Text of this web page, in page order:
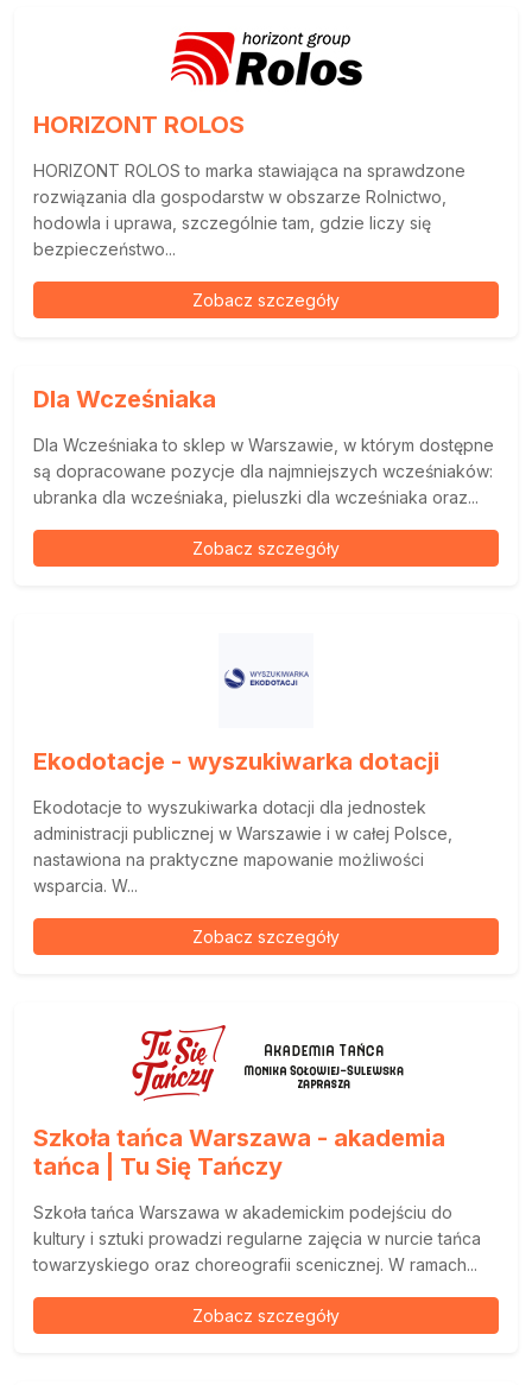
HORIZONT ROLOS
HORIZONT ROLOS to marka stawiająca na sprawdzone
rozwiązania dla gospodarstw w obszarze Rolnictwo,
hodowla i uprawa, szczególnie tam, gdzie liczy się
bezpieczeństwo...
Zobacz szczegóły
Dla Wcześniaka
Dla Wcześniaka to sklep w Warszawie, w którym dostępne
są dopracowane pozycje dla najmniejszych wcześniaków:
ubranka dla wcześniaka, pieluszki dla wcześniaka oraz...
Zobacz szczegóły
Ekodotacje - wyszukiwarka dotacji
Ekodotacje to wyszukiwarka dotacji dla jednostek
administracji publicznej w Warszawie i w całej Polsce,
nastawiona na praktyczne mapowanie możliwości
wsparcia. W...
Zobacz szczegóły
Szkoła tańca Warszawa - akademia
tańca | Tu Się Tańczy
Szkoła tańca Warszawa w akademickim podejściu do
kultury i sztuki prowadzi regularne zajęcia w nurcie tańca
towarzyskiego oraz choreografii scenicznej. W ramach...
Zobacz szczegóły